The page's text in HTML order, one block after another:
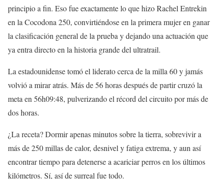
principio a fin. Eso fue exactamente lo que hizo Rachel Entrekin
en la Cocodona 250, convirtiéndose en la primera mujer en ganar
la clasificación general de la prueba y dejando una actuación que
ya entra directo en la historia grande del ultratrail.
La estadounidense tomó el liderato cerca de la milla 60 y jamás
volvió a mirar atrás. Más de 56 horas después de partir cruzó la
meta en 56h09:48, pulverizando el récord del circuito por más de
dos horas.
¿La receta? Dormir apenas minutos sobre la tierra, sobrevivir a
más de 250 millas de calor, desnivel y fatiga extrema, y aun así
encontrar tiempo para detenerse a acariciar perros en los últimos
kilómetros. Sí, así de surreal fue todo.